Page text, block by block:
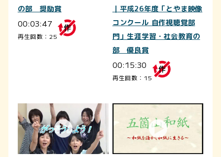
の部 奨励賞
00:03:47
再生回数：25
｜平成26年度「とやま映像
コンクール 自作視聴覚部
門」生涯学習・社会教育の
部 優良賞
00:15:30
再生回数：15